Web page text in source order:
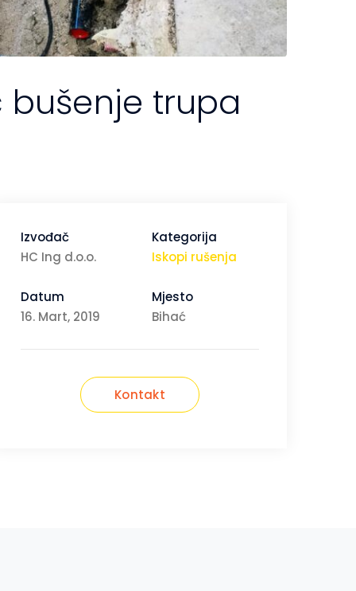
bušenje trupa
Izvođač
HC Ing d.o.o.
Kategorija
Iskopi rušenja
Datum
16. Mart, 2019
Mjesto
Bihać
Kontakt